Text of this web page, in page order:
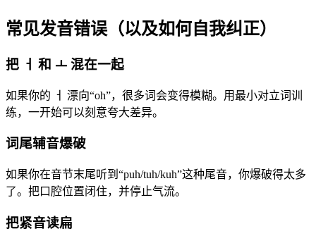
常见发音错误（以及如何自我纠正）
把 ㅓ 和 ㅗ 混在一起
如果你的 ㅓ 漂向“oh”，很多词会变得模糊。用最小对立词训
练，一开始可以刻意夸大差异。
词尾辅音爆破
如果你在音节末尾听到“puh/tuh/kuh”这种尾音，你爆破得太多
了。把口腔位置闭住，并停止气流。
把紧音读扁